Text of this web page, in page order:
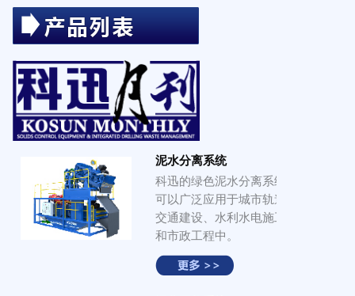
泥水分离系统
科迅的绿色泥水分离系统
可以广泛应用于城市轨道
交通建设、水利水电施工
和市政工程中。